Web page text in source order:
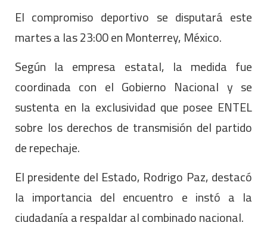
El compromiso deportivo se disputará este
martes a las 23:00 en Monterrey, México.
Según la empresa estatal, la medida fue
coordinada con el Gobierno Nacional y se
sustenta en la exclusividad que posee ENTEL
sobre los derechos de transmisión del partido
de repechaje.
El presidente del Estado, Rodrigo Paz, destacó
la importancia del encuentro e instó a la
ciudadanía a respaldar al combinado nacional.